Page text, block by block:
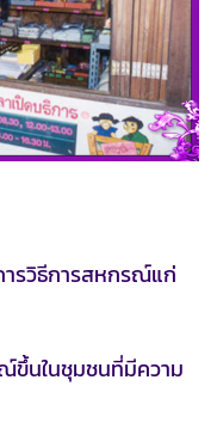
ารวิธีการสหกรณ์แก่
ขึ้นในชุมชนที่มีความ